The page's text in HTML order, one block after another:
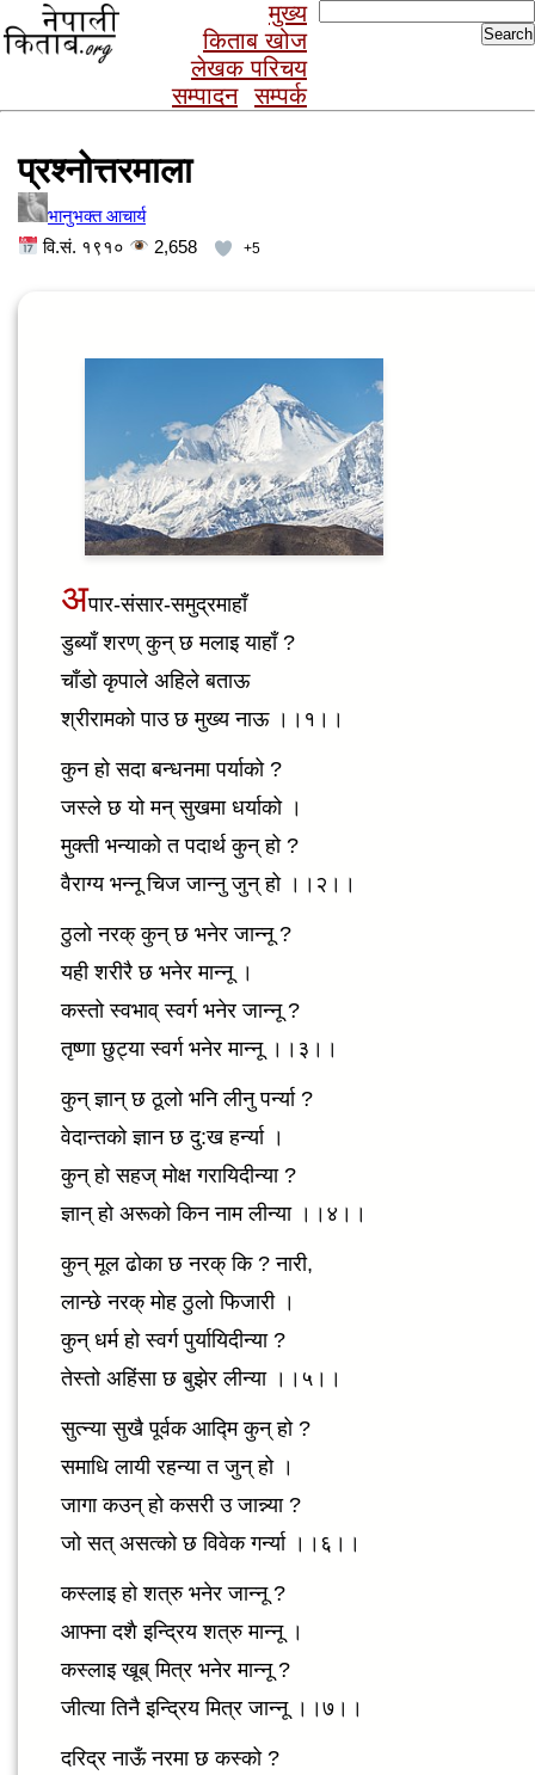
मुख्य
किताब खोज
लेखक परिचय
सम्पादन
सम्पर्क
for:
प्रश्नोत्तरमाला
भानुभक्त आचार्य
वि.सं. १९१०
2,658 +5
अपार-संसार-समुद्रमाहाँ
डुब्याँ शरण् कुन् छ मलाइ याहाँ ?
चाँडो कृपाले अहिले बताऊ
श्रीरामको पाउ छ मुख्य नाऊ ।।१।।
कुन हो सदा बन्धनमा पर्याको ?
जस्ले छ यो मन् सुखमा धर्याको ।
मुक्ती भन्याको त पदार्थ कुन् हो ?
वैराग्य भन्नू चिज जान्नु जुन् हो ।।२।।
ठुलो नरक् कुन् छ भनेर जान्नू ?
यही शरीरै छ भनेर मान्नू ।
कस्तो स्वभाव् स्वर्ग भनेर जान्नू ?
तृष्णा छुट्या स्वर्ग भनेर मान्नू ।।३।।
कुन् ज्ञान् छ ठूलो भनि लीनु पर्न्या ?
वेदान्तको ज्ञान छ दु:ख हर्न्या ।
कुन् हो सहज् मोक्ष गरायिदीन्या ?
ज्ञान् हो अरूको किन नाम लीन्या ।।४।।
कुन् मूल ढोका छ नरक् कि ? नारी,
लान्छे नरक् मोह ठुलो फिजारी ।
कुन् धर्म हो स्वर्ग पुर्यायिदीन्या ?
तेस्तो अहिंसा छ बुझेर लीन्या ।।५।।
सुत्न्या सुखै पूर्वक आद्मि कुन् हो ?
समाधि लायी रहन्या त जुन् हो ।
जागा कउन् हो कसरी उ जान्न्या ?
जो सत् असत्को छ विवेक गर्न्या ।।६।।
कस्लाइ हो शत्रु भनेर जान्नू ?
आफ्ना दशै इन्द्रिय शत्रु मान्नू ।
कस्लाइ खूब् मित्र भनेर मान्नू ?
जीत्या तिनै इन्द्रिय मित्र जान्नू ।।७।।
दरिद्र नाऊँ नरमा छ कस्को ?